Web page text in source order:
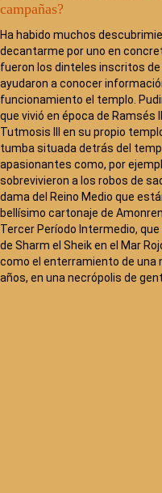
campañas?
Ha habido muchos
decantarme por uno en
fueron los dinteles inscritos
ayudaron a conocer
funcionamiento el templo.
que vivió en época de Ramsés
Tutmosis III en su propio
tumba situada detrás del
apasionantes como, por
sobrevivieron a los robos de
dama del Reino Medio que
bellísimo cartonaje de
Tercer Período Intermedio,
de Sharm el Sheik en el Mar
como el enterramiento de una
años, en una necrópolis de